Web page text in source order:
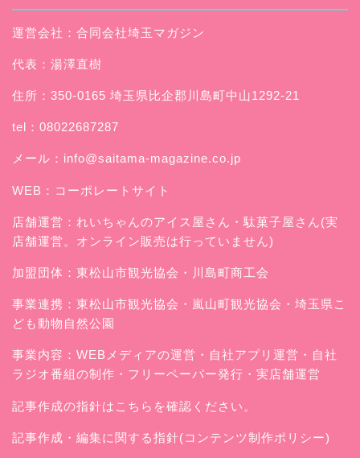
運営会社：合同会社埼玉マガジン
代表：湯澤直樹
住所：350-0165 埼玉県比企郡川島町中山1292-21
tel：08022687287
メール： info@saitama-magazine.co.jp
WEB： コーポレートサイト
店舗運営： れいちゃんのアイス屋さん ・駄菓子屋さん(実
店舗運営。オンライン販売は行っていません)
加盟団体：東松山市観光協会・川島町商工会
事業連携：東松山市観光協会・嵐山町観光協会・埼玉県こ
ども動物自然公園
事業内容：WEBメディアの運営・自社アプリ運営・自社
ラジオ番組の制作・フリーペーパー発行・実店舗運営
記事作成の指針はこちらを確認ください。
記事作成・編集に関する指針(コンテンツ制作ポリシー)